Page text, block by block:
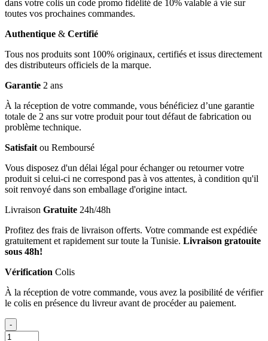
dans votre colis un code promo fidélité de 10% valable à vie sur
toutes vos prochaines commandes.
Authentique & Certifié
Tous nos produits sont 100% originaux, certifiés et issus directement
des distributeurs officiels de la marque.
Garantie 2 ans
À la réception de votre commande, vous bénéficiez d’une garantie
totale de 2 ans sur votre produit pour tout défaut de fabrication ou
problème technique.
Satisfait ou Remboursé
Vous disposez d'un délai légal pour échanger ou retourner votre
produit si celui-ci ne correspond pas à vos attentes, à condition qu'il
soit renvoyé dans son emballage d'origine intact.
Livraison Gratuite 24h/48h
Profitez des frais de livraison offerts. Votre commande est expédiée
gratuitement et rapidement sur toute la Tunisie. Livraison gratouite
sous 48h!
Vérification Colis
À la réception de votre commande, vous avez la posibilité de vérifier
le colis en présence du livreur avant de procéder au paiement.
-